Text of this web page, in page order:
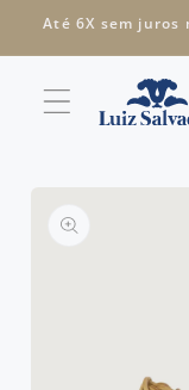
para o
conteúdo
Até 6X sem juros
informações